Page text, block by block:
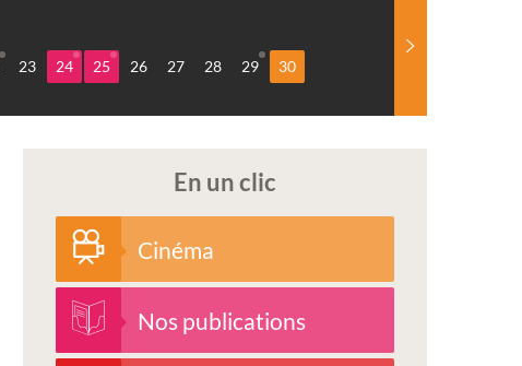
23 24 25 26 27 28 29 30
En un clic
Cinéma
Nos publications